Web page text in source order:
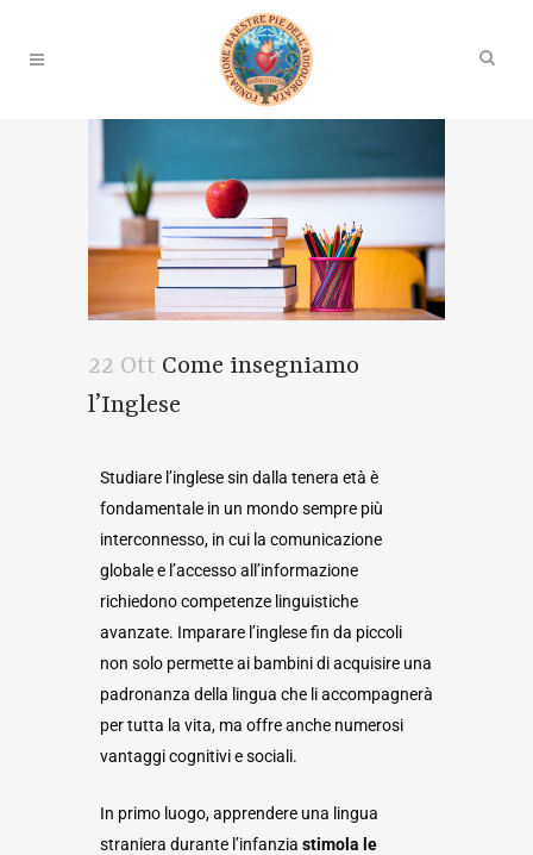
22 Ott Come insegniamo
l’Inglese
Studiare l’inglese sin dalla tenera età è
fondamentale in un mondo sempre più
interconnesso, in cui la comunicazione
globale e l’accesso all’informazione
richiedono competenze linguistiche
avanzate. Imparare l’inglese fin da piccoli
non solo permette ai bambini di acquisire una
padronanza della lingua che li accompagnerà
per tutta la vita, ma offre anche numerosi
vantaggi cognitivi e sociali.
In primo luogo, apprendere una lingua
straniera durante l’infanzia stimola le